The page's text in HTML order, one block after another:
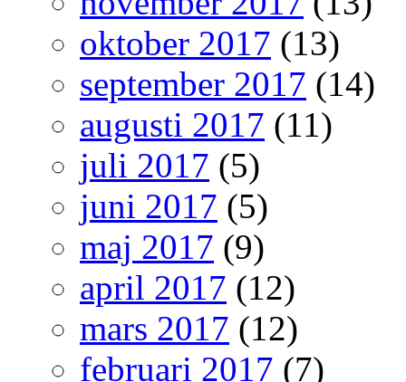
oktober 2017 (13)
september 2017 (14)
augusti 2017 (11)
juli 2017 (5)
juni 2017 (5)
maj 2017 (9)
april 2017 (12)
mars 2017 (12)
februari 2017 (7)